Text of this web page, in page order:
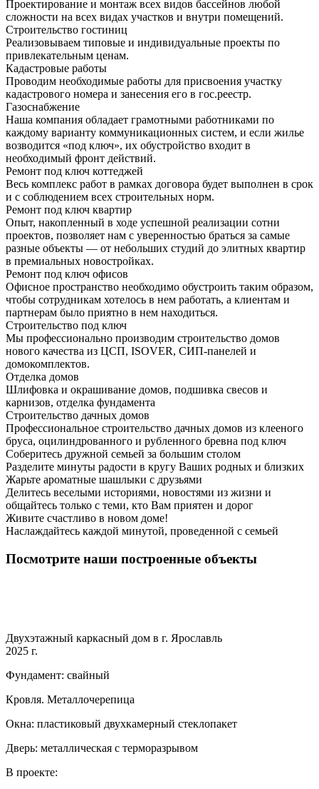
Проектирование и монтаж всех видов бассейнов любой
сложности на всех видах участков и внутри помещений.
Строительство гостиниц
Реализовываем типовые и индивидуальные проекты по
привлекательным ценам.
Кадастровые работы
Проводим необходимые работы для присвоения участку
кадастрового номера и занесения его в гос.реестр.
Газоснабжение
Наша компания обладает грамотными работниками по
каждому варианту коммуникационных систем, и если жилье
возводится «под ключ», их обустройство входит в
необходимый фронт действий.
Ремонт под ключ коттеджей
Весь комплекс работ в рамках договора будет выполнен в срок
и с соблюдением всех строительных норм.
Ремонт под ключ квартир
Опыт, накопленный в ходе успешной реализации сотни
проектов, позволяет нам с уверенностью браться за самые
разные объекты — от небольших студий до элитных квартир
в премиальных новостройках.
Ремонт под ключ офисов
Офисное пространство необходимо обустроить таким образом,
чтобы сотрудникам хотелось в нем работать, а клиентам и
партнерам было приятно в нем находиться.
Строительство под ключ
Мы профессионально производим строительство домов
нового качества из ЦСП, ISOVER, СИП-панелей и
домокомплектов.
Отделка домов
Шлифовка и окрашивание домов, подшивка свесов и
карнизов, отделка фундамента
Строительство дачных домов
Профессиональное строительство дачных домов из клееного
бруса, оцилиндрованного и рубленного бревна под ключ
Соберитесь дружной семьей за большим столом
Разделите минуты радости в кругу Ваших родных и близких
Жарьте ароматные шашлыки с друзьями
Делитесь веселыми историями, новостями из жизни и
общайтесь только с теми, кто Вам приятен и дорог
Живите счастливо в новом доме!
Наслаждайтесь каждой минутой, проведенной с семьей
Посмотрите наши построенные объекты
Двухэтажный каркасный дом в г. Ярославль
2025 г.
Фундамент: свайный
Кровля. Металлочерепица
Окна: пластиковый двухкамерный стеклопакет
Дверь: металлическая с терморазрывом
В проекте: